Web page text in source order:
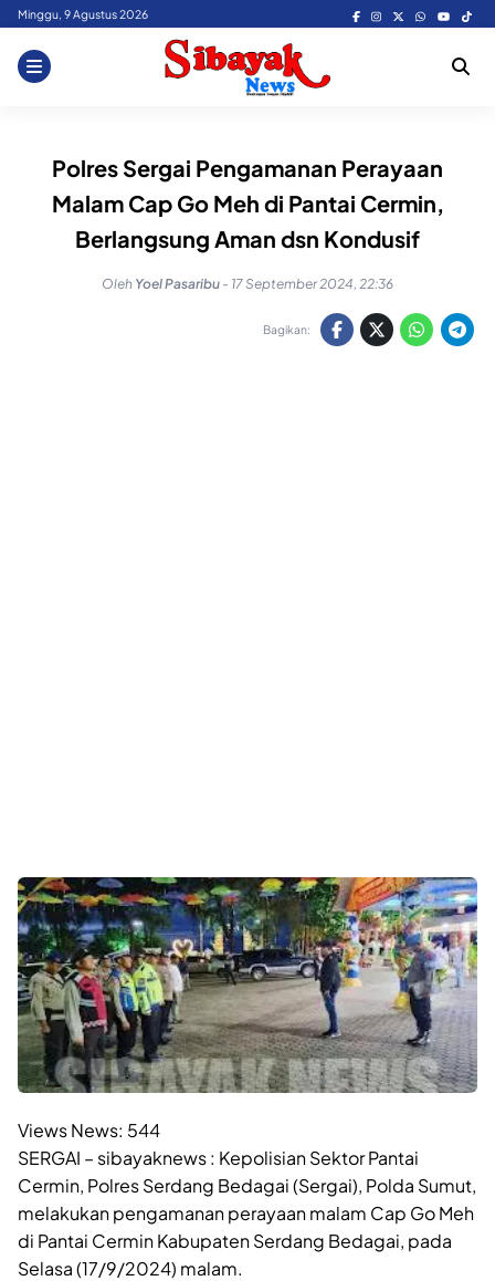
Skip
content
Minggu, 9 Agustus 2026
Polres Sergai Pengamanan Perayaan
Malam Cap Go Meh di Pantai Cermin,
Berlangsung Aman dsn Kondusif
Oleh Yoel Pasaribu - 17 September 2024, 22:36
Bagikan:
Views News: 544
SERGAI – sibayaknews : Kepolisian Sektor Pantai
Cermin, Polres Serdang Bedagai (Sergai), Polda Sumut,
melakukan pengamanan perayaan malam Cap Go Meh
di Pantai Cermin Kabupaten Serdang Bedagai, pada
Selasa (17/9/2024) malam.